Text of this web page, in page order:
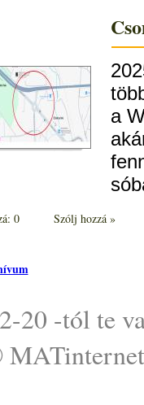
a
0 Szólj hozzá »
20 -tól te
MATinternet